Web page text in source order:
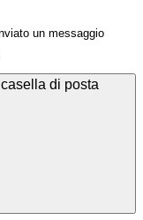
un messaggio
di posta